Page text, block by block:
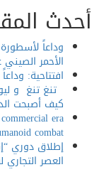
وداعاً لأسطورة
الأحمر الصيني عن 105 عاماً
افتتاحية: وداعاً
تنغ تنغ و ليو
كيف أصبحت
commercial era
humanoid combat
إطلاق دوري
العصر التجاري